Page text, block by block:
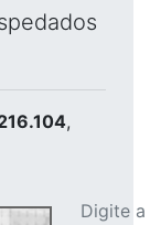
,
Digite